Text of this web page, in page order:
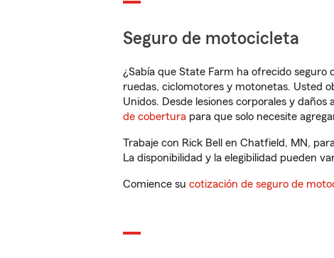
Seguro de motocicleta
¿Sabía que State Farm ha ofrecido
ruedas, ciclomotores y motonetas. Usted
Unidos. Desde lesiones corporales y
de cobertura para que solo necesite
Trabaje con Rick Bell en Chatfield, MN,
La disponibilidad y la elegibilidad pueden
Comience su cotización de seguro de